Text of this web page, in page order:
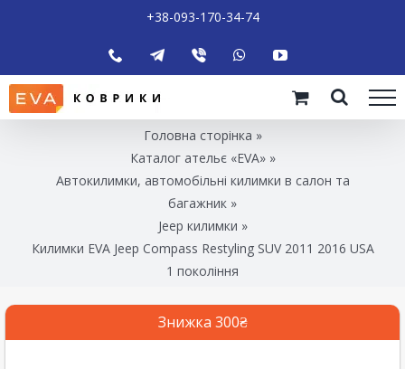
+38-093-170-34-74
Головна сторінка »
Каталог ательє «EVA»»
Автокилимки, автомобільні килимки в салон та
багажник »
Jeep килимки »
Килимки EVA Jeep Compass Restyling SUV 2011 2016 USA
1 покоління
Знижка 300₴